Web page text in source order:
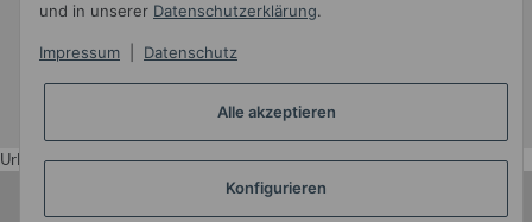
* Alle Preise inkl. gesetzlicher USt.
JTL-Shop • JTL5-Template mit
und in unserer Datenschutzerklärung.
Impressum Datenschutz
Alle akzeptieren
Konfigurieren
Urlaub